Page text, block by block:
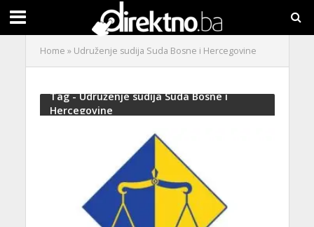
Home » Udruženje sudija Suda Bosne i Hercegovine
Tag - Udruženje sudija Suda Bosne i
Hercegovine